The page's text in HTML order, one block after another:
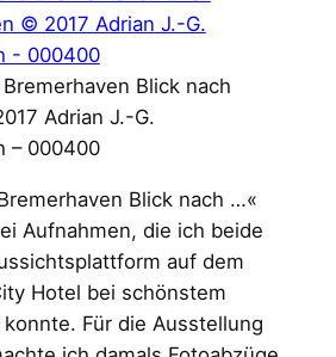
Blick nach
Adrian J.-G.
– 000400
Blick nach …«
Aufnahmen, die ich beide
auf dem
Hotel bei schönstem
Für die Ausstellung